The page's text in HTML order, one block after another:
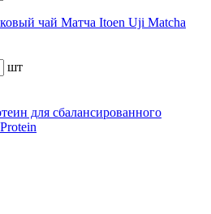
чай Матча Itoen Uji Matcha
шт
для сбалансированного